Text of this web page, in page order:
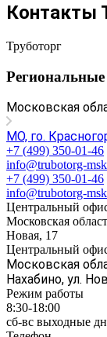
Контакты
Труботорг
Региональные
Московская
МО, го.
+7 (499) 350-01-46
info@trubotorg-
+7 (499) 350-01-46
info@trubotorg-
Центральный
Московская
Новая, 17
Центральный
Московская
Нахабино, ул.
Режим работы
8:30-18:00
сб-вс выходные